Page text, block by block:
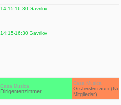
14:15-16:30 Gavrilov
14:15-16:30 Gavrilov
Casa Musica
Dirigentenzimmer
Casa Musica
Orchesterraum
Mitglieder)